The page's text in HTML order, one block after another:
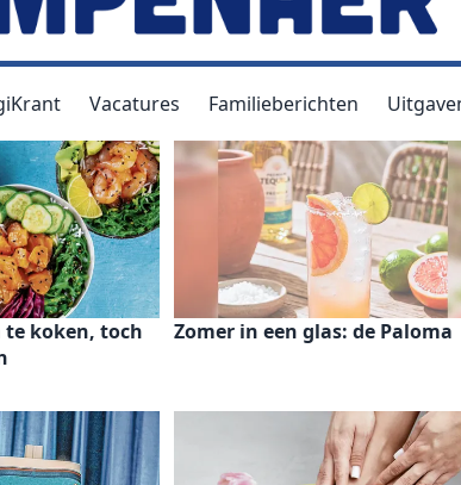
Vacatures Familieberichten
te koken, toch
Zomer in een glas: de Paloma